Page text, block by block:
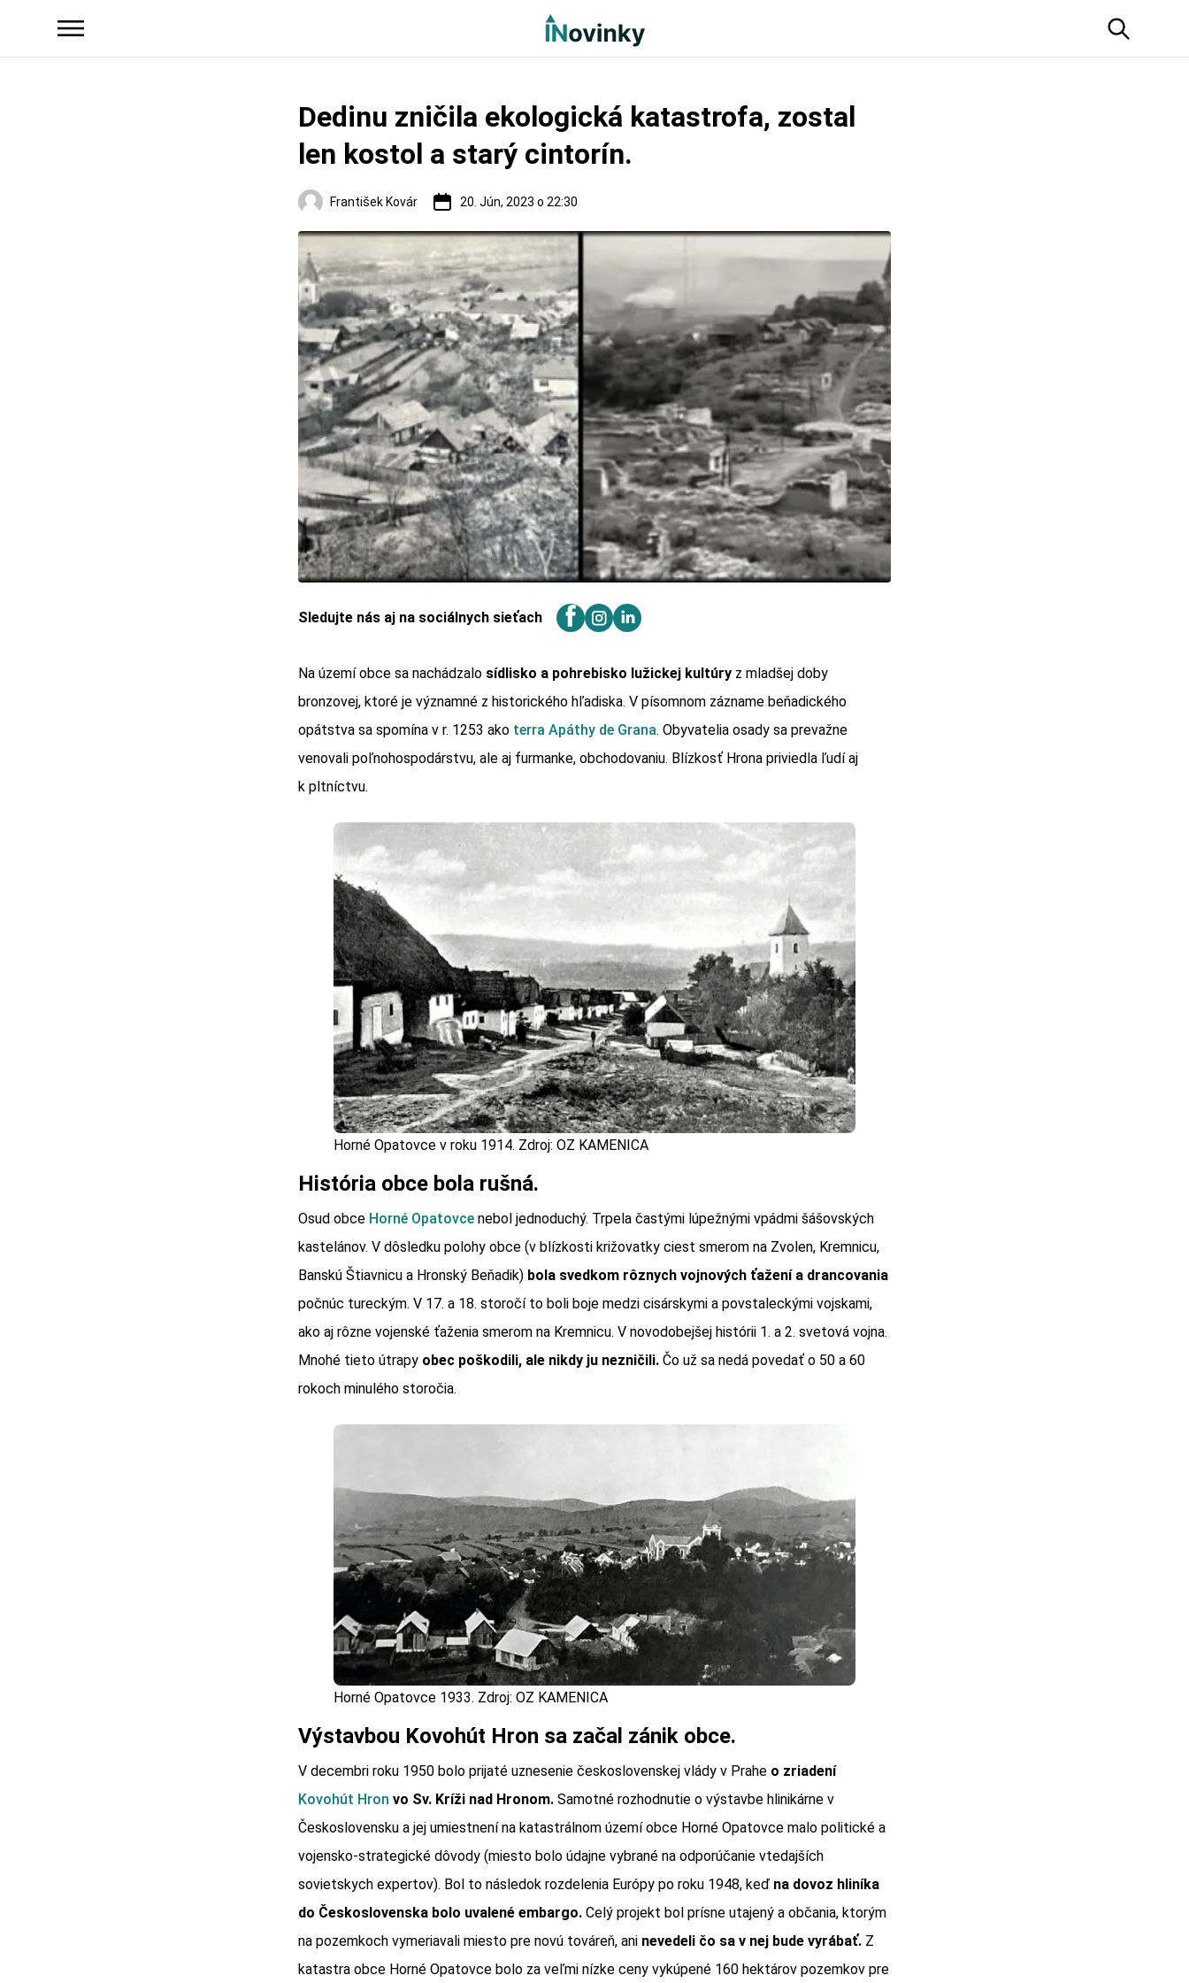
Dedinu zničila ekologická katastrofa, zostal
len kostol a starý cintorín.
František Kovár 20. Jún, 2023 o 22:30
Regióny
Sledujte nás aj na sociálnych sieťach
Na území obce sa nachádzalo sídlisko a pohrebisko lužickej kultúry z mladšej doby
bronzovej, ktoré je významné z historického hľadiska. V písomnom zázname beňadického
opátstva sa spomína v r. 1253 ako terra Apáthy de Grana. Obyvatelia osady sa prevažne
venovali poľnohospodárstvu, ale aj furmanke, obchodovaniu. Blízkosť Hrona priviedla ľudí aj
k pltníctvu.
Horné Opatovce v roku 1914. Zdroj: OZ KAMENICA
História obce bola rušná.
Osud obce Horné Opatovce nebol jednoduchý. Trpela častými lúpežnými vpádmi šášovských
kastelánov. V dôsledku polohy obce (v blízkosti križovatky ciest smerom na Zvolen, Kremnicu,
Banskú Štiavnicu a Hronský Beňadik) bola svedkom rôznych vojnových ťažení a drancovania
počnúc tureckým. V 17. a 18. storočí to boli boje medzi cisárskymi a povstaleckými vojskami,
ako aj rôzne vojenské ťaženia smerom na Kremnicu. V novodobejšej histórii 1. a 2. svetová vojna.
Mnohé tieto útrapy obec poškodili, ale nikdy ju nezničili. Čo už sa nedá povedať o 50 a 60
rokoch minulého storočia.
Horné Opatovce 1933. Zdroj: OZ KAMENICA
Výstavbou Kovohút Hron sa začal zánik obce.
V decembri roku 1950 bolo prijaté uznesenie československej vlády v Prahe o zriadení
Kovohút Hron vo Sv. Kríži nad Hronom. Samotné rozhodnutie o výstavbe hlinikárne v
Československu a jej umiestnení na katastrálnom území obce Horné Opatovce malo politické a
vojensko-strategické dôvody (miesto bolo údajne vybrané na odporúčanie vtedajších
sovietskych expertov). Bol to následok rozdelenia Európy po roku 1948, keď na dovoz hliníka
do Československa bolo uvalené embargo. Celý projekt bol prísne utajený a občania, ktorým
na pozemkoch vymeriavali miesto pre novú továreň, ani nevedeli čo sa v nej bude vyrábať. Z
katastra obce Horné Opatovce bolo za veľmi nízke ceny vykúpené 160 hektárov pozemkov pre